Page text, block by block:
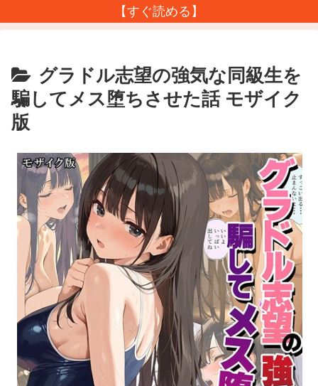
【すぐ読める】
グラドル志望の強気な同級生を
騙してメス堕ちさせた話 モザイク
版